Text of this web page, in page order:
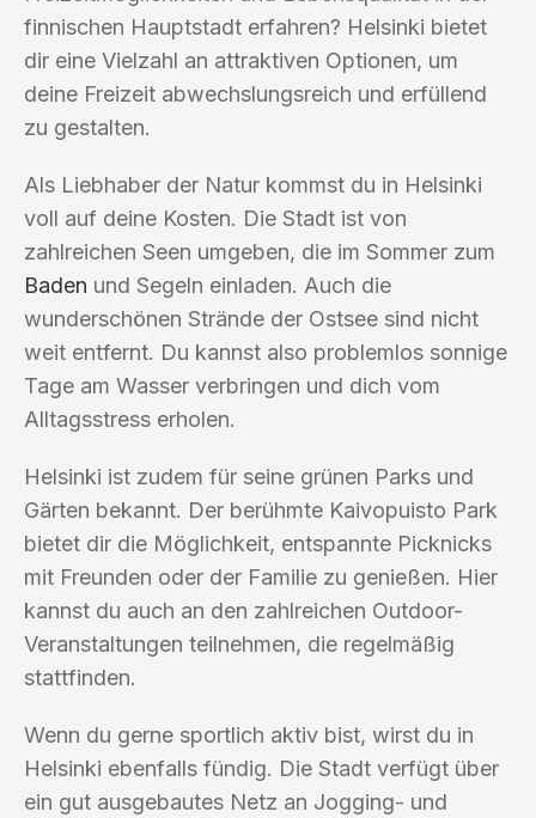
finnischen Hauptstadt erfahren? Helsinki bietet
dir eine Vielzahl an attraktiven Optionen, um
deine Freizeit abwechslungsreich und erfüllend
zu gestalten.
Als Liebhaber der Natur kommst du in Helsinki
voll auf deine Kosten. Die Stadt ist von
zahlreichen Seen umgeben, die im Sommer zum
Baden und Segeln einladen. Auch die
wunderschönen Strände der Ostsee sind nicht
weit entfernt. Du kannst also problemlos sonnige
Tage am Wasser verbringen und dich vom
Alltagsstress erholen.
Helsinki ist zudem für seine grünen Parks und
Gärten bekannt. Der berühmte Kaivopuisto Park
bietet dir die Möglichkeit, entspannte Picknicks
mit Freunden oder der Familie zu genießen. Hier
kannst du auch an den zahlreichen Outdoor-
Veranstaltungen teilnehmen, die regelmäßig
stattfinden.
Wenn du gerne sportlich aktiv bist, wirst du in
Helsinki ebenfalls fündig. Die Stadt verfügt über
ein gut ausgebautes Netz an Jogging- und